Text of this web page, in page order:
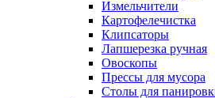
Измельчители
Картофелечистка
Клипсаторы
Лапшерезка ручная
Овоскопы
Прессы для мусора
Столы для